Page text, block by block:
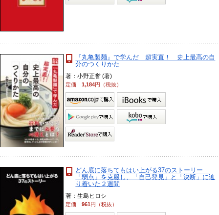
『丸亀製麺』で学んだ 超実直！ 史上最高の自
分のつくりかた
著：小野正誉 (著)
定価1,184円（税抜）
どん底に落ちてもはい上がる37のストーリー
「弱点」を克服し、「自己発見」と「決断」に辿
り着いた２週間
著：生島ヒロシ
定価961円（税抜）